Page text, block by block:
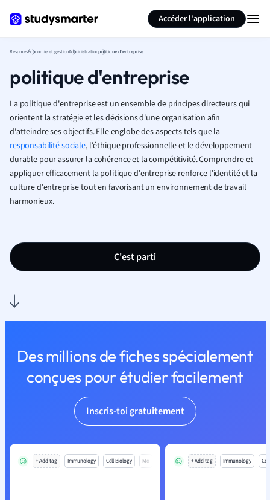
Accéder l'application
ResumesÉconomie et gestionAdministrationpolitique d'entreprise
politique d'entreprise
La politique d'entreprise est un ensemble de principes directeurs qui
orientent la stratégie et les décisions d'une organisation afin
d'atteindre ses objectifs. Elle englobe des aspects tels que la
responsabilité sociale, l'éthique professionnelle et le développement
durable pour assurer la cohérence et la compétitivité. Comprendre et
appliquer efficacement la politique d'entreprise renforce l'identité et la
culture d'entreprise tout en favorisant un environnement de travail
harmonieux.
C'est parti
Des millions de fiches spécialement
conçues pour étudier facilement
Inscris-toi gratuitement
+ Add tag Immunology Cell Biology Mo + Add tag Immunology
Résumer la page